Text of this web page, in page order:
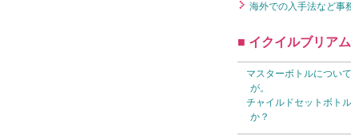
海外での入手法など事
■ イクイルブリア
マスターボトルについ
が。
チャイルドセットボト
か？